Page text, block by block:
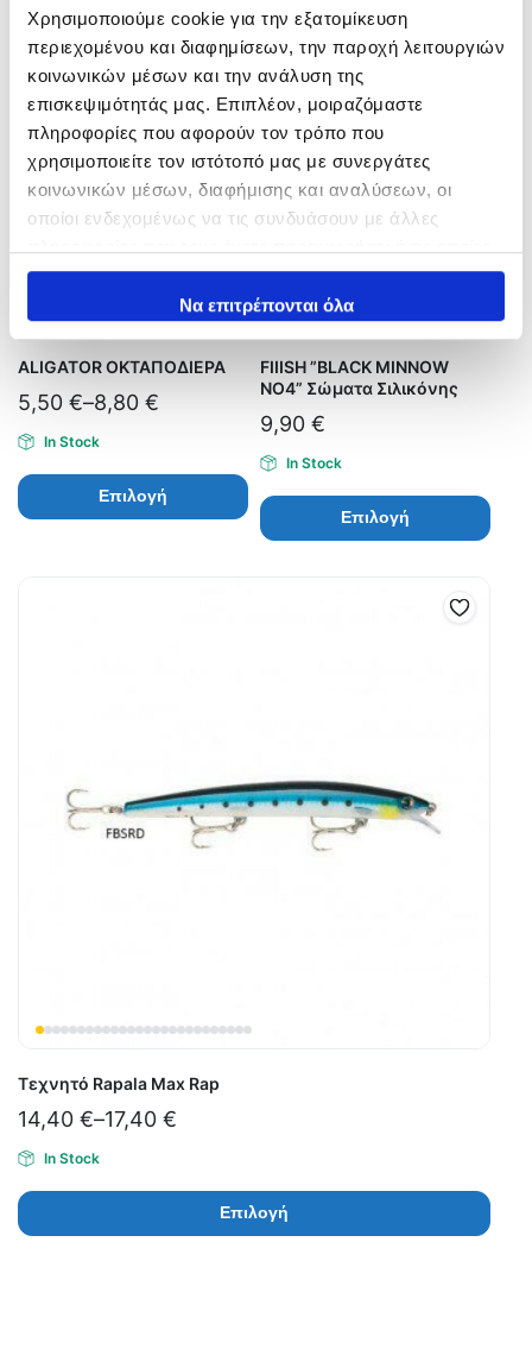
Χρησιμοποιούμε cookie για την εξατομίκευση
περιεχομένου και διαφημίσεων, την παροχή λειτουργιών
κοινωνικών μέσων και την ανάλυση της
επισκεψιμότητάς μας. Επιπλέον, μοιραζόμαστε
πληροφορίες που αφορούν τον τρόπο που
χρησιμοποιείτε τον ιστότοπό μας με συνεργάτες
κοινωνικών μέσων, διαφήμισης και αναλύσεων, οι
οποίοι ενδεχομένως να τις συνδυάσουν με άλλες
έχουν συλλέξει σε σχέση με την από μέρους σας χρήση
των υπηρεσιών τους.Να επιτρέπονται όλα
Επιλογή Επιλογή
ALIGATOR ΟΚΤΑΠΟΔΙΕΡΑ
5,50 €–8,80 €
In Stock
Επιλογή
FIIISH ”BLACK MINNOW
ΝΟ4” Σώματα Σιλικόνης
9,90 €
In Stock
Επιλογή
Τεχνητό Rapala Max Rap
14,40 €–17,40 €
In Stock
Επιλογή